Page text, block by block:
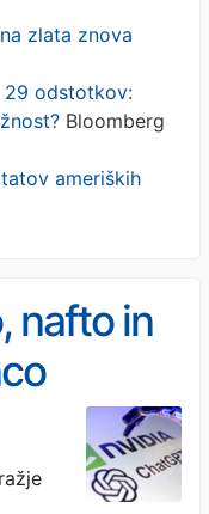
zlata znova
29 odstotkov:
Bloomberg
ameriških
nafto in